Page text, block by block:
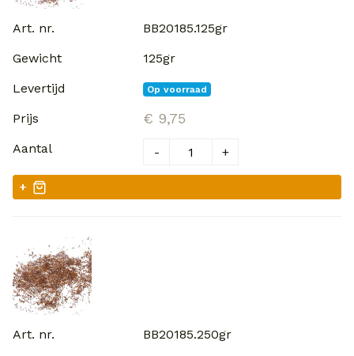
BB20185.125gr
125gr
Op voorraad
€ 9,75
- +
+
BB20185.250gr